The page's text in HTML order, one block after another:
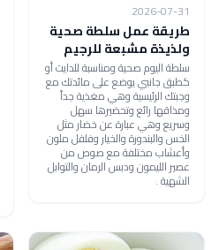
2026-07-31
طريقة عمل سلطة صحية
ولذيذة مشبعة للرجيم
سلطة اليوم صحية ومناسبة للدايت أو
كطبق جانبي يوضع على مائدتك مع
وجبتك الرئيسية وهي مغذية جداً
ومذاقها رائع وتحضيرها سهل
وسريع وهي عبارة عن خضار مثل
الخس والبندورة والخيار وفلفل ملون
وأعشاب مختلفة مع صوص من
عصير الليمون ودبس الرمان والتوابل
الشهية .